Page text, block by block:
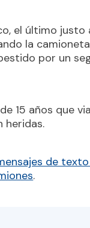
el último justo
la
por un
15 años que
heridas.
de
.